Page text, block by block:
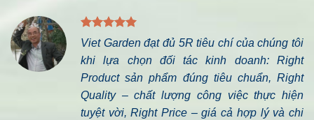
Viet Garden đạt đủ 5R tiêu chí của chúng tôi
khi lựa chọn đối tác kinh doanh: Right
Product sản phẩm đúng tiêu chuẩn, Right
Quality – chất lượng công việc thực hiện
tuyệt vời, Right Price – giá cả hợp lý và chi